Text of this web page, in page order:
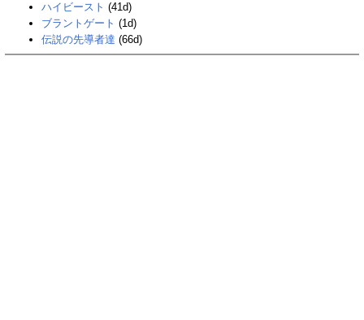
ハイビースト (41d)
ブラントゲート (1d)
伝説の先導者達 (66d)